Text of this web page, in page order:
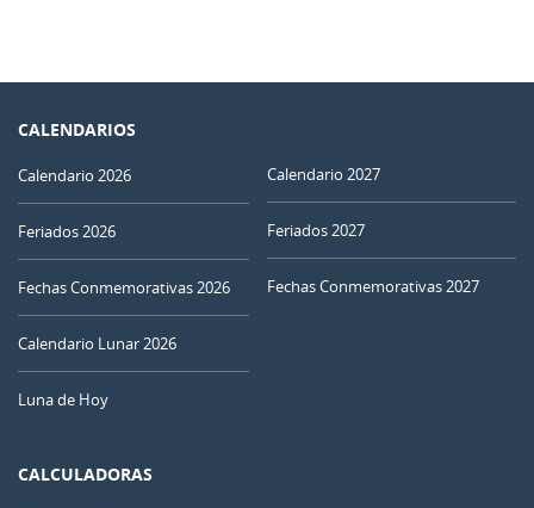
CALENDARIOS
Calendario 2026
Feriados 2026
Fechas Conmemorativas 2026
Calendario Lunar 2026
Luna de Hoy
Calendario 2027
Feriados 2027
Fechas Conmemorativas 2027
CALCULADORAS